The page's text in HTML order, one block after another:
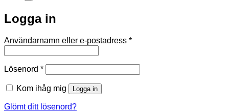
Logga in
Användarnamn eller e-postadress *Obligatoriskt
Lösenord *Obligatoriskt
Kom ihåg mig Logga in
Glömt ditt lösenord?